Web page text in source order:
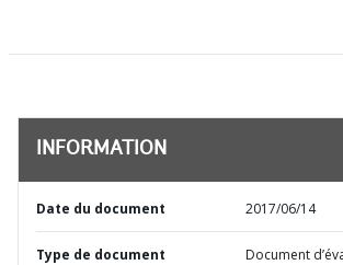
INFORMATION
Date du document 2017/06/14
Type de document Document